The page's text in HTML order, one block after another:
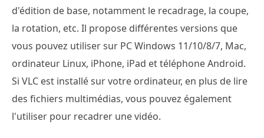
d'édition de base, notamment le recadrage, la coupe,
la rotation, etc. Il propose différentes versions que
vous pouvez utiliser sur PC Windows 11/10/8/7, Mac,
ordinateur Linux, iPhone, iPad et téléphone Android.
Si VLC est installé sur votre ordinateur, en plus de lire
des fichiers multimédias, vous pouvez également
l'utiliser pour recadrer une vidéo.